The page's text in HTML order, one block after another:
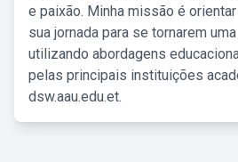
e paixão. Minha missão é
sua jornada para se tornarem
utilizando abordagens
pelas principais instituições
dsw.aau.edu.et.